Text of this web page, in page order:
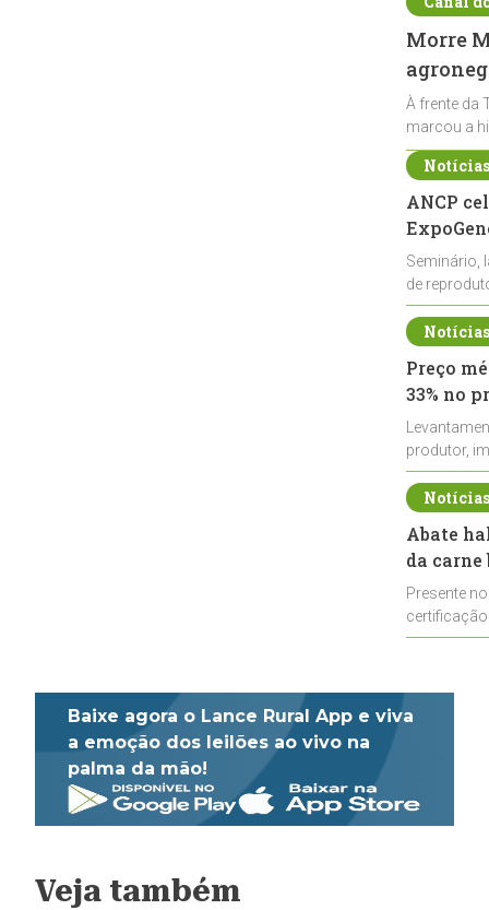
Morre
À frente da
marcou a
ANCP
Seminário,
de
durante a
Preço
33% no
produtor,
de leite cru
Abate
da
Presente
Baixe agora o Lance Rural App e viva
a emoção dos leilões ao vivo na
palma da mão!
Veja também